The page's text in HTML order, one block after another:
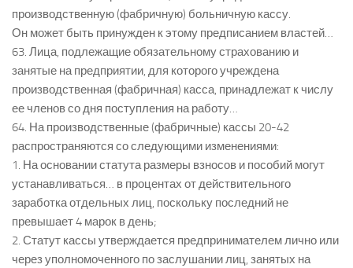
производственную (фабричную) больничную кассу.
Он может быть принужден к этому предписанием властей…
63. Лица, подлежащие обязательному страхованию и
занятые на предприятии, для которого учреждена
производственная (фабричная) касса, принадлежат к числу
ее членов со дня поступления на работу…
64. На производственные (фабричные) кассы 20-42
распространяются со следующими изменениями:
1. На основании статута размеры взносов и пособий могут
устанавливаться… в процентах от действительного
заработка отдельных лиц, поскольку последний не
превышает 4 марок в день;
2. Статут кассы утверждается предпринимателем лично или
через уполномоченного по заслушании лиц, занятых на